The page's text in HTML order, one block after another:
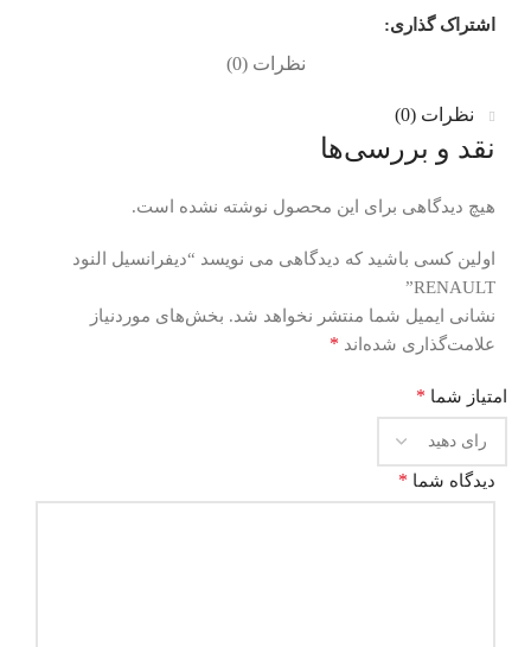
اشتراک گذاری:
نظرات (0)
نظرات (0)
نقد و بررسی‌ها
هیچ دیدگاهی برای این محصول نوشته نشده است.
اولین کسی باشید که دیدگاهی می نویسد “دیفرانسیل النود
RENAULT”
نشانی ایمیل شما منتشر نخواهد شد. بخش‌های موردنیاز
علامت‌گذاری شده‌اند *
امتیاز شما *
دیدگاه شما *